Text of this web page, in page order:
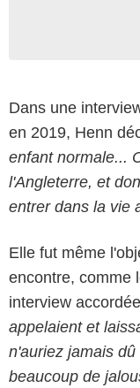
Dans une
en 2019, Henn
enfant normale...
l'Angleterre, et
entrer dans la vie
Elle fut même
encontre, comme
interview
appelaient et
n'auriez jamais
beaucoup de